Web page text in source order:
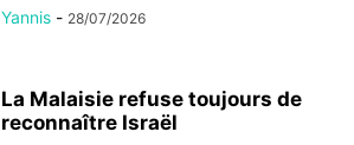
Yannis - 28/07/2026
La Malaisie refuse toujours de
reconnaître Israël